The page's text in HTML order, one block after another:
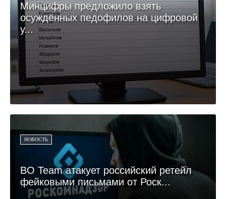
Минцифры предложило взять
осуждённых педофилов на цифровой
у...
НОВОСТЬ
BO Team атакует российский ретейл
фейковыми письмами от Роск...